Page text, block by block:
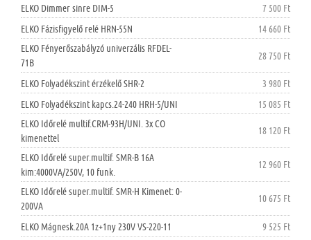
ELKO Dimmer sinre DIM-5
7 500 Ft
ELKO Fázisfigyelő relé HRN-55N
14 660 Ft
ELKO Fényerőszabályzó univerzális RFDEL-
71B
28 750 Ft
ELKO Folyadékszint érzékelő SHR-2
3 980 Ft
ELKO Folyadékszint kapcs.24-240 HRH-5/UNI
15 085 Ft
ELKO Időrelé multif.CRM-93H/UNI. 3x CO
kimenettel
18 120 Ft
ELKO Időrelé super.multif. SMR-B 16A
kim:4000VA/250V, 10 funk.
12 960 Ft
ELKO Időrelé super.multif. SMR-H Kimenet: 0-
200VA
10 675 Ft
ELKO Mágnesk.20A 1z+1ny 230V VS-220-11
9 525 Ft